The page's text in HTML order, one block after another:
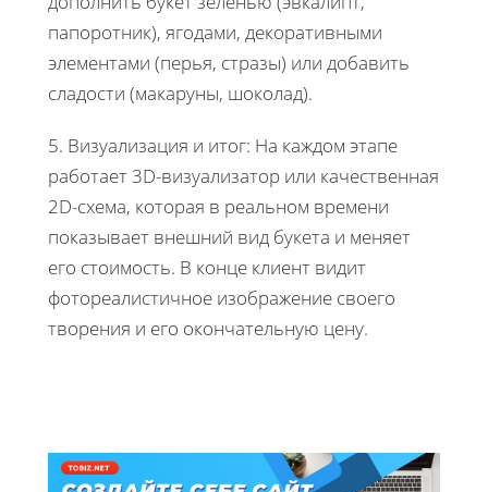
папоротник), ягодами, декоративными
элементами (перья, стразы) или добавить
сладости (макаруны, шоколад).
5. Визуализация и итог: На каждом этапе
работает 3D-визуализатор или качественная
2D-схема, которая в реальном времени
показывает внешний вид букета и меняет
его стоимость. В конце клиент видит
фотореалистичное изображение своего
творения и его окончательную цену.